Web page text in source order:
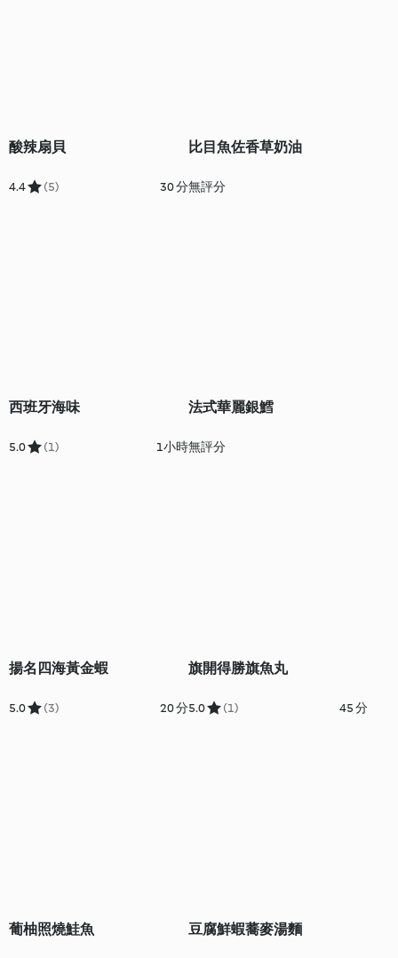
酸辣扇貝
4.4 (5) 30 分
比目魚佐香草奶油
無評分
西班牙海味
5.0 (1) 1小時
法式華麗銀鱈
無評分
揚名四海黃金蝦
5.0 (3) 20 分
旗開得勝旗魚丸
5.0 (1) 45 分
葡柚照燒鮭魚 豆腐鮮蝦蕎麥湯麵